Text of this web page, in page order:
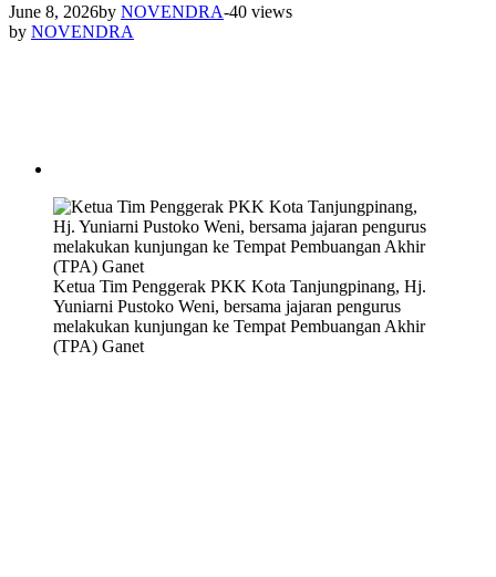
June 8, 2026by NOVENDRA-40 views
by NOVENDRA
Ketua Tim Penggerak PKK Kota Tanjungpinang, Hj.
Yuniarni Pustoko Weni, bersama jajaran pengurus
melakukan kunjungan ke Tempat Pembuangan Akhir
(TPA) Ganet